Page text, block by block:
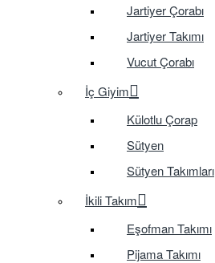
Jartiyer Çorabı
Jartiyer Takımı
Vucut Çorabı
İç Giyim
Külotlu Çorap
Sütyen
Sütyen Takımları
İkili Takım
Eşofman Takımı
Pijama Takımı